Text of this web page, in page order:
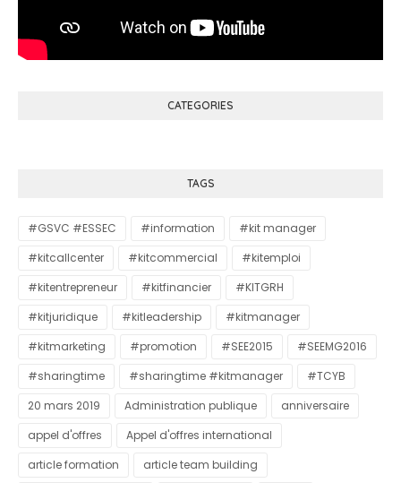
CATEGORIES
TAGS
#GSVC #ESSEC #information
#kit manager
#kitcallcenter
#kitcommercial
#kitemploi
#kitentrepreneur
#kitfinancier
#KITGRH
#kitjuridique
#kitleadership
#kitmanager
#kitmarketing
#promotion #SEE2015
#SEEMG2016
#sharingtime
#sharingtime #kitmanager
#TCYB
20 mars 2019
Administration publique
anniversaire
appel d'offres
Appel d'offres international
article formation
article team building